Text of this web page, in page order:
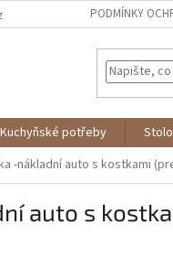
PODMÍNKY
Kuchyňské potřeby
-nákladní auto s kostkami
auto s